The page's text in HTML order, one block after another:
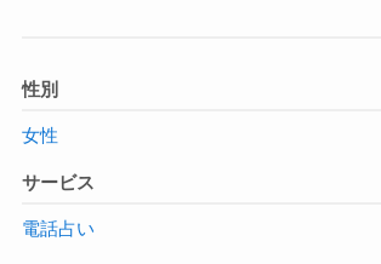
性別
女性
サービス
電話占い